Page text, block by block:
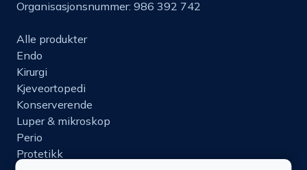
Organisasjonsnummer: 986 392 742
Alle produkter
Endo
Kirurgi
Kjeveortopedi
Konserverende
Luper & mikroskop
Perio
Protetikk